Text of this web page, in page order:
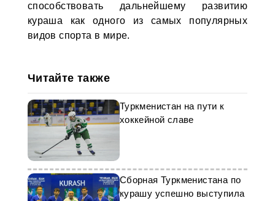
способствовать дальнейшему развитию
кураша как одного из самых популярных
видов спорта в мире.
Читайте также
Туркменистан на пути к
хоккейной славе
Сборная Туркменистана по
курашу успешно выступила